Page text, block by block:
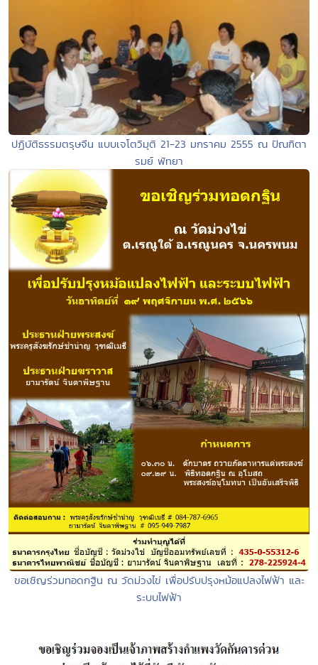
ปฏิบัติธรรมตรุษจีน แบบเจโตวิมุติ 21-23 มกราคม 2555 ณ ปัณฑิตา
รมย์ พัทยา
ขอเชิญร่วมทอดกฐิน ณ วัดม่วงไข่ เพื่อปรับปรุงหม้อแปลงไฟฟ้า และ
ระบบไฟฟ้า